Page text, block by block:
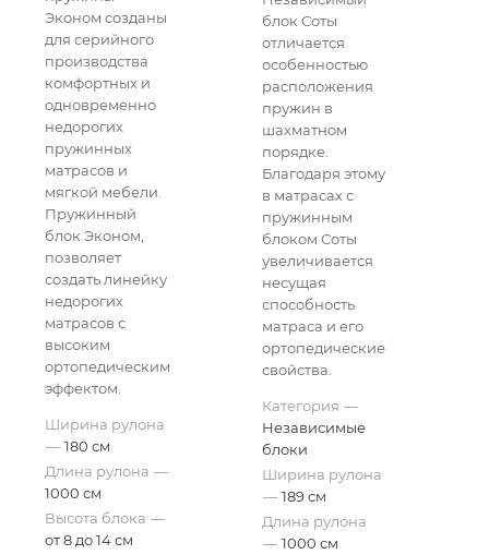
Эконом созданы
для серийного
производства
комфортных и
одновременно
недорогих
пружинных
матрасов и
мягкой мебели.
Пружинный
блок Эконом,
позволяет
создать линейку
недорогих
матрасов с
высоким
ортопедическим
эффектом.
Ширина рулона
— 180 см
Длина рулона —
1000 см
Высота блока —
от 8 до 14 см
блок Соты
отличается
особенностью
расположения
пружин в
шахматном
порядке.
Благодаря этому
в матрасах с
пружинным
блоком Соты
увеличивается
несущая
способность
матраса и его
ортопедические
свойства.
Категория —
Независимые
блоки
Ширина рулона
— 189 см
Длина рулона
— 1000 см